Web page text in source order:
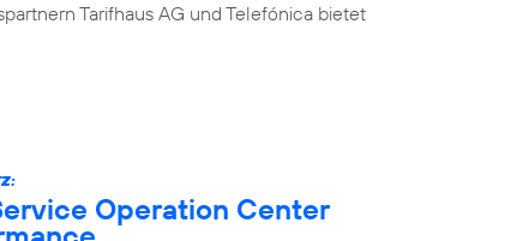
Tarifhaus AG und Telefónica bietet
Operation Center